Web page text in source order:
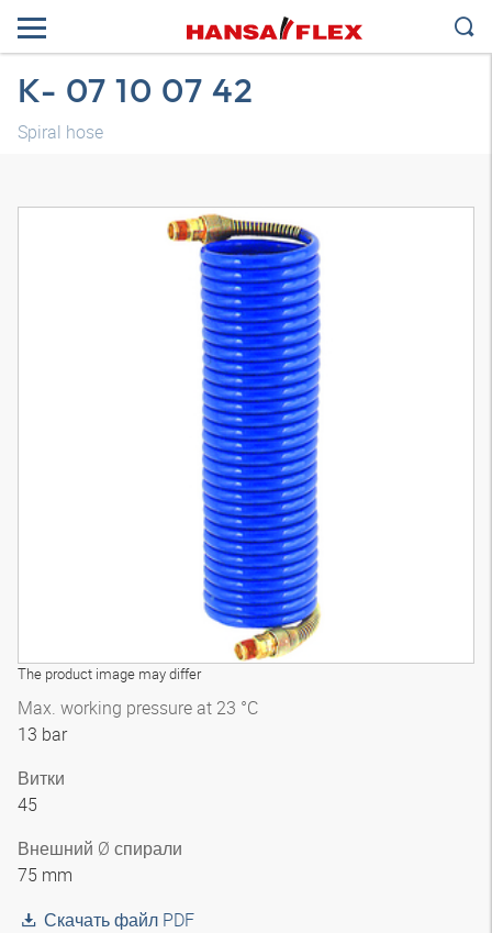
K- 07 10 07 42
Spiral hose
The product image may differ
Max. working pressure at 23 °C
13 bar
Витки
45
Внешний Ø спирали
75 mm
Скачать файл PDF